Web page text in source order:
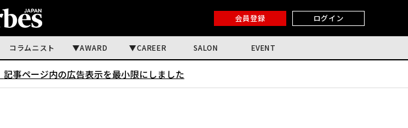
会員登録 ログイン
コラムニスト AWARD CAREER SALON EVENT
記事ページ内の広告表示を最小限にしました